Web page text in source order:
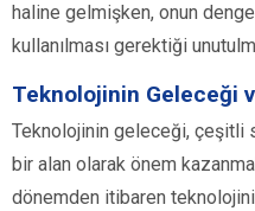
haline gelmişken, onun
kullanılması gerektiği
Teknolojinin Geleceği
Teknolojinin geleceği,
bir alan olarak önem
dönemden itibaren